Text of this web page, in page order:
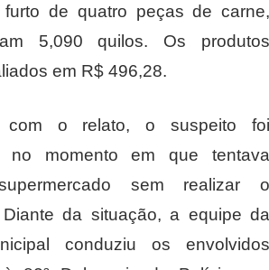
de quatro peças de carne,
5,090 quilos. Os produtos
em R$ 496,28.
com o relato, o suspeito foi
no momento em que tentava
sem realizar o
Diante da situação, a equipe da
conduziu os envolvidos